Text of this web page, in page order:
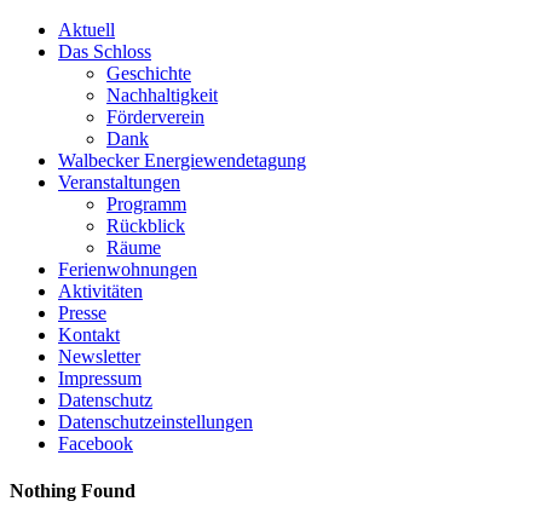
Skip
Aktuell
Das Schloss
Geschichte
Nachhaltigkeit
Förderverein
Dank
Walbecker Energiewendetagung
Veranstaltungen
Programm
Rückblick
Räume
Ferienwohnungen
Aktivitäten
Presse
Kontakt
Newsletter
Impressum
Datenschutz
Datenschutzeinstellungen
Facebook
Nothing Found